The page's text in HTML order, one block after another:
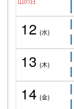
12 (水)
13 (木)
14 (金)